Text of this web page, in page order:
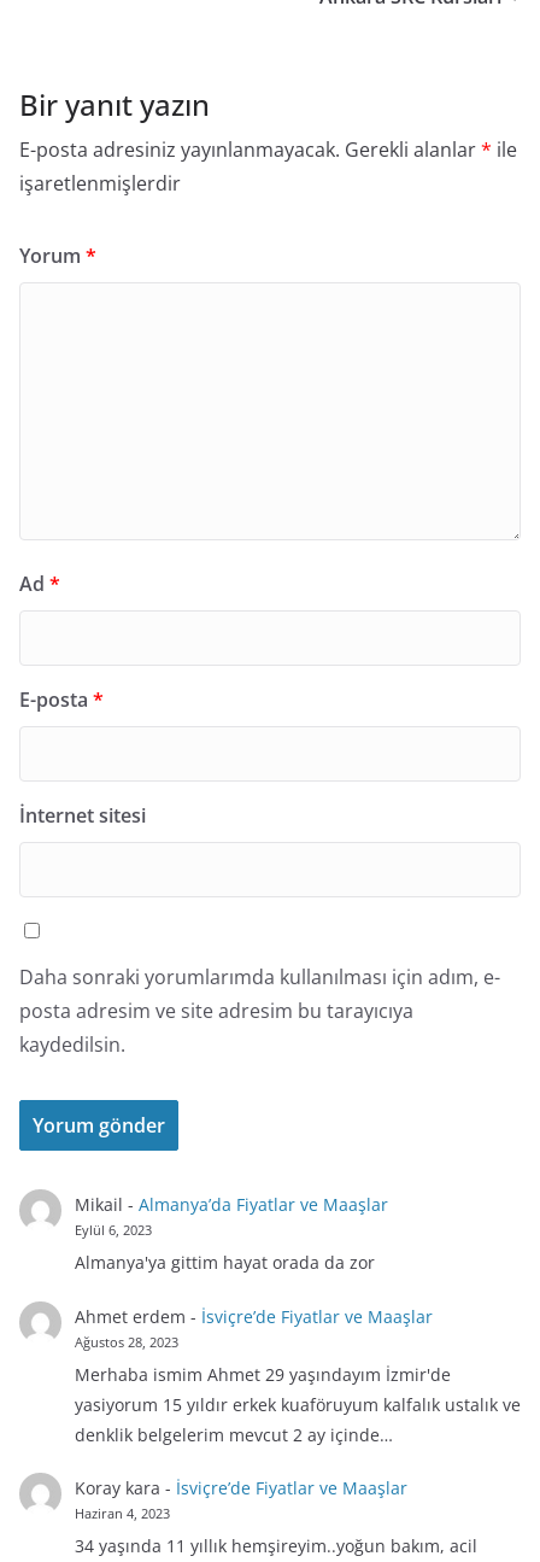
Bir yanıt yazın
E-posta adresiniz yayınlanmayacak. Gerekli alanlar* ile
işaretlenmişlerdir
Yorum *
Ad *
E-posta *
İnternet sitesi
Daha sonraki yorumlarımda kullanılması için adım, e-
posta adresim ve site adresim bu tarayıcıya
kaydedilsin.
Mikail - Almanya’da Fiyatlar ve Maaşlar
Eylül 6, 2023
Almanya'ya gittim hayat orada da zor
Ahmet erdem - İsviçre’de Fiyatlar ve Maaşlar
Ağustos 28, 2023
Merhaba ismim Ahmet 29 yaşındayım İzmir'de
yasiyorum 15 yıldır erkek kuaföruyum kalfalık ustalık ve
denklik belgelerim mevcut 2 ay içinde…
Koray kara - İsviçre’de Fiyatlar ve Maaşlar
Haziran 4, 2023
34 yaşında 11 yıllık hemşireyim..yoğun bakım, acil